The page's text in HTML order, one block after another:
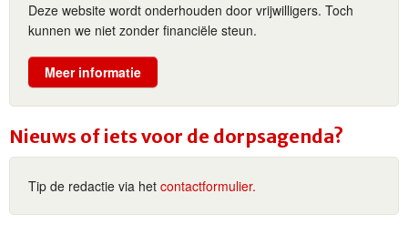
Deze website wordt onderhouden door vrijwilligers. Toch
kunnen we niet zonder financiële steun.
Meer informatie
Nieuws of iets voor de dorpsagenda?
Tip de redactie via het contactformulier.